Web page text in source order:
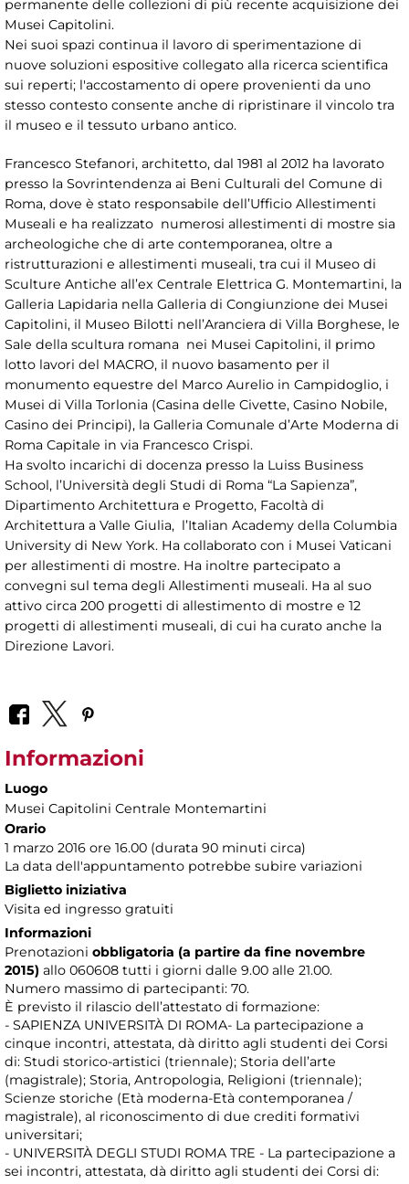
permanente delle collezioni di più recente acquisizione dei
Musei Capitolini.
Nei suoi spazi continua il lavoro di sperimentazione di
nuove soluzioni espositive collegato alla ricerca scientifica
sui reperti; l'accostamento di opere provenienti da uno
stesso contesto consente anche di ripristinare il vincolo tra
il museo e il tessuto urbano antico.
Francesco Stefanori, architetto, dal 1981 al 2012 ha lavorato
presso la Sovrintendenza ai Beni Culturali del Comune di
Roma, dove è stato responsabile dell’Ufficio Allestimenti
Museali e ha realizzato numerosi allestimenti di mostre sia
archeologiche che di arte contemporanea, oltre a
ristrutturazioni e allestimenti museali, tra cui il Museo di
Sculture Antiche all’ex Centrale Elettrica G. Montemartini, la
Galleria Lapidaria nella Galleria di Congiunzione dei Musei
Capitolini, il Museo Bilotti nell’Aranciera di Villa Borghese, le
Sale della scultura romana nei Musei Capitolini, il primo
lotto lavori del MACRO, il nuovo basamento per il
monumento equestre del Marco Aurelio in Campidoglio, i
Musei di Villa Torlonia (Casina delle Civette, Casino Nobile,
Casino dei Principi), la Galleria Comunale d’Arte Moderna di
Roma Capitale in via Francesco Crispi.
Ha svolto incarichi di docenza presso la Luiss Business
School, l’Università degli Studi di Roma “La Sapienza”,
Dipartimento Architettura e Progetto, Facoltà di
Architettura a Valle Giulia, l’Italian Academy della Columbia
University di New York. Ha collaborato con i Musei Vaticani
per allestimenti di mostre. Ha inoltre partecipato a
convegni sul tema degli Allestimenti museali. Ha al suo
attivo circa 200 progetti di allestimento di mostre e 12
progetti di allestimenti museali, di cui ha curato anche la
Direzione Lavori.
Informazioni
Luogo
Musei Capitolini Centrale Montemartini
Orario
1 marzo 2016 ore 16.00 (durata 90 minuti circa)
La data dell'appuntamento potrebbe subire variazioni
Biglietto iniziativa
Visita ed ingresso gratuiti
Informazioni
Prenotazioni obbligatoria (a partire da fine novembre
2015) allo 060608 tutti i giorni dalle 9.00 alle 21.00.
Numero massimo di partecipanti: 70.
È previsto il rilascio dell’attestato di formazione:
- SAPIENZA UNIVERSITÀ DI ROMA- La partecipazione a
cinque incontri, attestata, dà diritto agli studenti dei Corsi
di: Studi storico-artistici (triennale); Storia dell’arte
(magistrale); Storia, Antropologia, Religioni (triennale);
Scienze storiche (Età moderna-Età contemporanea /
magistrale), al riconoscimento di due crediti formativi
universitari;
- UNIVERSITÀ DEGLI STUDI ROMA TRE - La partecipazione a
sei incontri, attestata, dà diritto agli studenti dei Corsi di: